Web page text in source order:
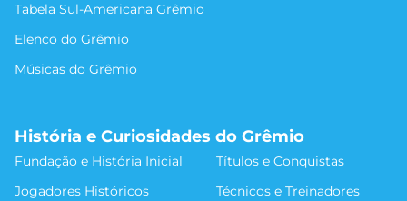
Tabela Sul-Americana Grêmio
Elenco do Grêmio
Músicas do Grêmio
História e Curiosidades do Grêmio
Fundação e História Inicial
Títulos e Conquistas
Jogadores Históricos
Técnicos e Treinadores